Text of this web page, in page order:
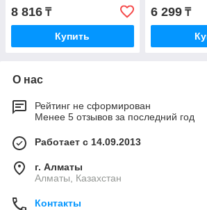
8 816 ₸
Купить
6 299₸
О нас
Рейтинг не сформирован
Менее 5 отзывов за последний год
Работает с 14.09.2013
г. Алматы
Алматы, Казахстан
Контакты